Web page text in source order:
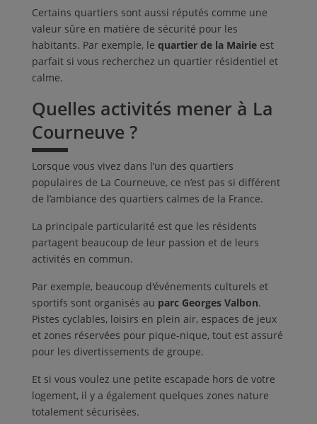
Certains quartiers sont aussi réputés comme une
valeur sûre en matière de sécurité pour les
habitants. Par exemple, le quartier de la Mairie est
parfait si vous recherchez un quartier résidentiel et
calme.
Quelles activités mener à La
Courneuve ?
Lorsque vous vivez dans l’un des quartiers
populaires de La Courneuve, ce n’est pas si différent
de l’ambiance des quartiers calmes de la France.
La principale particularité est que les résidents
partagent beaucoup de leur passion et de leurs
activités en commun.
Par exemple, beaucoup d'événements culturels et
sportifs sont organisés au parc Georges Valbon.
Pistes cyclables, loisirs en plein air, espaces de jeux
et zones réservées pour pique-nique, tout est assuré
pour les divertissements de groupe.
Et si vous voulez une petite escapade hors de votre
logement, il y a également quelques zones nature
totalement sécurisées.